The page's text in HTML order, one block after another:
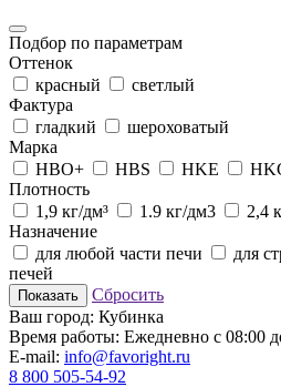
Подбор по параметрам
Оттенок
красный
светлый
Фактура
гладкий
шероховатый
Марка
HBO+
HBS HKE
Плотность
1,9 кг/дм³
1.9 кг/дм3
2,4
Назначение
для любой части печи
для
печей
Показать
Сбросить
Ваш город: Кубинка
Время работы: Ежедневно с 08:00
E-mail: info@favoright.ru
8 800 505-54-92